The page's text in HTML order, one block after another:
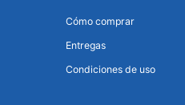
Cómo comprar
Entregas
Condiciones de uso